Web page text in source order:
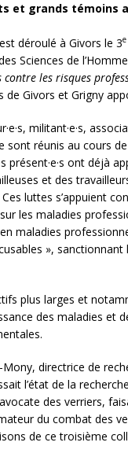
et grands témoins
déroulé à Givors le 3e
Sciences de
les risques
de Givors et Grigny
militant·e·s,
sont réunis au cours
présent·e·s ont déjà
et des
Ces luttes s’appuient
les maladies
maladies
»,
plus larges et
des maladies et
directrice de
l’état de la
des verriers,
du combat des
de ce troisième